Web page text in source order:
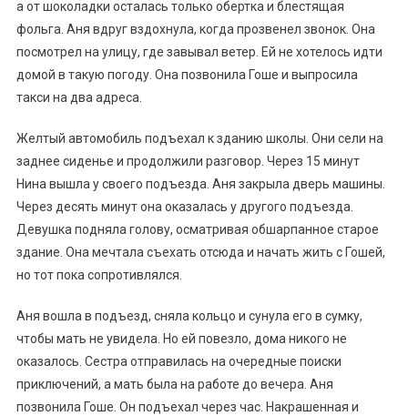
а от шоколадки осталась только обертка и блестящая
фольга. Аня вдруг вздохнула, когда прозвенел звонок. Она
посмотрел на улицу, где завывал ветер. Ей не хотелось идти
домой в такую погоду. Она позвонила Гоше и выпросила
такси на два адреса.
Желтый автомобиль подъехал к зданию школы. Они сели на
заднее сиденье и продолжили разговор. Через 15 минут
Нина вышла у своего подъезда. Аня закрыла дверь машины.
Через десять минут она оказалась у другого подъезда.
Девушка подняла голову, осматривая обшарпанное старое
здание. Она мечтала съехать отсюда и начать жить с Гошей,
но тот пока сопротивлялся.
Аня вошла в подъезд, сняла кольцо и сунула его в сумку,
чтобы мать не увидела. Но ей повезло, дома никого не
оказалось. Сестра отправилась на очередные поиски
приключений, а мать была на работе до вечера. Аня
позвонила Гоше. Он подъехал через час. Накрашенная и